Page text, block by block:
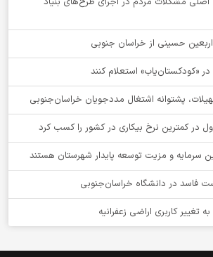
«کودکستان‌یاب» استعلام کنند
در کمترین نرخ بیکاری در کشور را کسب کرد
سرمایه و مزیت توسعه پایدار شهرستان هستند
تغییر کاربری اراضی زعفرانیه